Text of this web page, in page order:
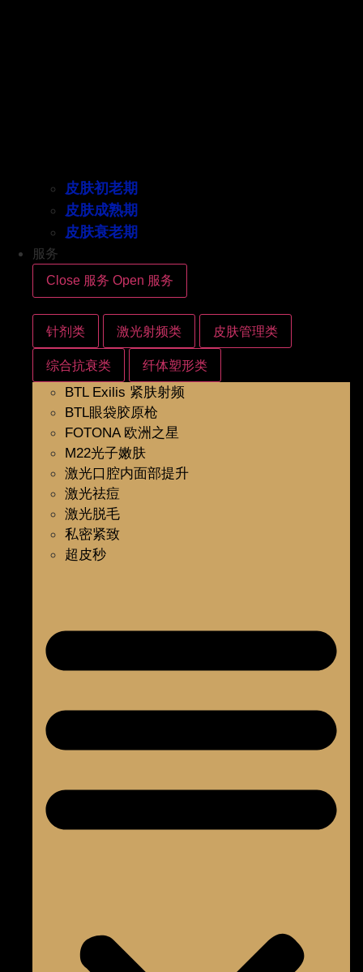
皮肤初老期
皮肤成熟期
皮肤衰老期
服务
Close 服务 Open 服务
针剂类 激光射频类 皮肤管理类
综合抗衰类 纤体塑形类
BTL Exilis 紧肤射频
BTL眼袋胶原枪
FOTONA 欧洲之星
M22光子嫩肤
激光口腔内面部提升
激光祛痘
激光脱毛
私密紧致
超皮秒